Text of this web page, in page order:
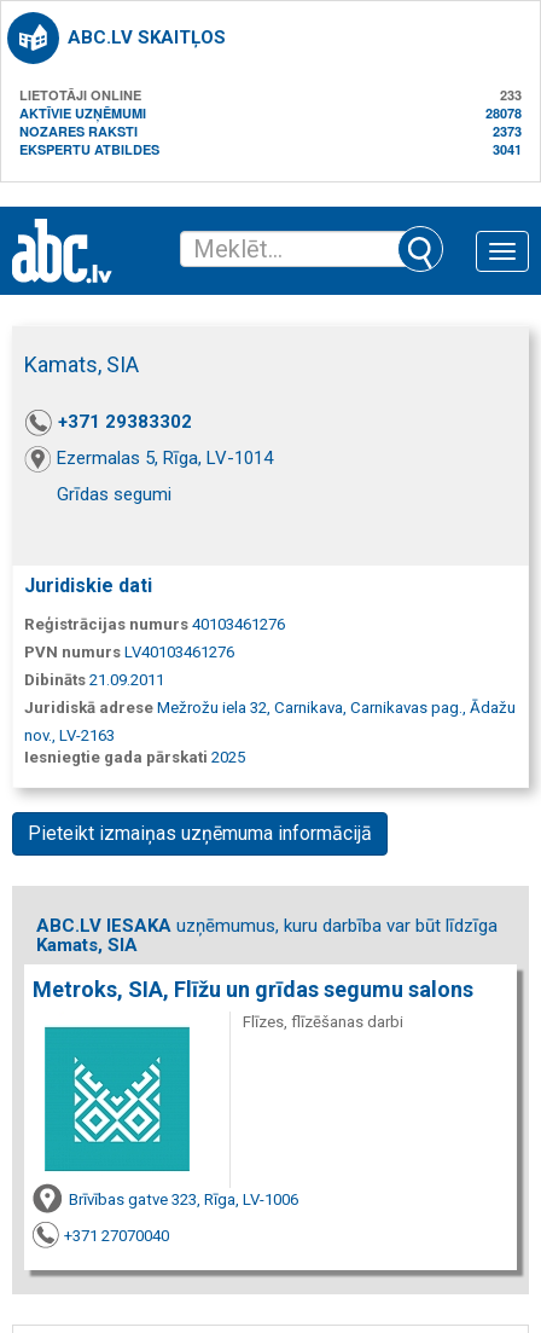
ABC.LV SKAITĻOS
LIETOTĀJI ONLINE
233
AKTĪVIE UZŅĒMUMI
28078
NOZARES RAKSTI
2373
EKSPERTU ATBILDES
3041
Toggle
Kamats, SIA
+371 29383302
Ezermalas 5, Rīga, LV-1014
Grīdas segumi
Juridiskie dati
Reģistrācijas numurs 40103461276
PVN numurs LV40103461276
Dibināts 21.09.2011
Juridiskā adrese Mežrožu iela 32, Carnikava, Carnikavas pag., Ādažu
nov., LV-2163
Iesniegtie gada pārskati 2025
Pieteikt izmaiņas uzņēmuma informācijā
ABC.LV IESAKA uzņēmumus, kuru darbība var būt līdzīga
Kamats, SIA
Metroks, SIA, Flīžu un grīdas segumu salons
Flīzes, flīzēšanas darbi
Brīvības gatve 323, Rīga, LV-1006
+371 27070040